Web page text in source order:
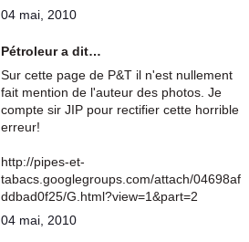
04 mai, 2010
Pétroleur a dit…
Sur cette page de P&T il n'est nullement
fait mention de l'auteur des photos. Je
compte sir JIP pour rectifier cette horrible
erreur!
http://pipes-et-
tabacs.googlegroups.com/attach/04698af
ddbad0f25/G.html?view=1&part=2
04 mai, 2010